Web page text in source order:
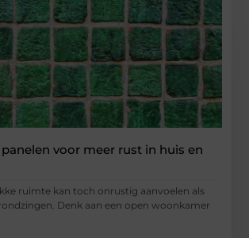
voor meer rust in huis en
ruimte kan toch onrustig aanvoelen als
Denk aan een open woonkamer